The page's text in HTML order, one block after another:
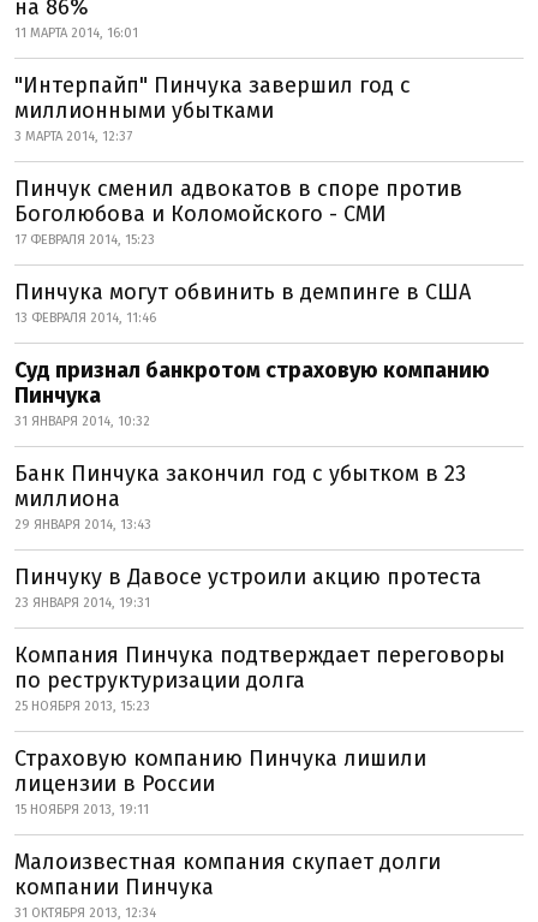
на 86%
11 МАРТА 2014, 16:01
"Интерпайп" Пинчука завершил год с
миллионными убытками
3 МАРТА 2014, 12:37
Пинчук сменил адвокатов в споре против
Боголюбова и Коломойского - СМИ
17 ФЕВРАЛЯ 2014, 15:23
Пинчука могут обвинить в демпинге в США
13 ФЕВРАЛЯ 2014, 11:46
Суд признал банкротом страховую компанию
Пинчука
31 ЯНВАРЯ 2014, 10:32
Банк Пинчука закончил год с убытком в 23
миллиона
29 ЯНВАРЯ 2014, 13:43
Пинчуку в Давосе устроили акцию протеста
23 ЯНВАРЯ 2014, 19:31
Компания Пинчука подтверждает переговоры
по реструктуризации долга
25 НОЯБРЯ 2013, 15:23
Страховую компанию Пинчука лишили
лицензии в России
15 НОЯБРЯ 2013, 19:11
Малоизвестная компания скупает долги
компании Пинчука
31 ОКТЯБРЯ 2013, 12:34